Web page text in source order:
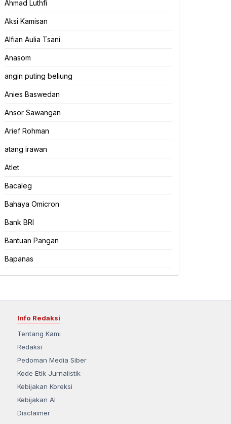
Ahmad Luthfi
Aksi Kamisan
Alfian Aulia Tsani
Anasom
angin puting beliung
Anies Baswedan
Ansor Sawangan
Arief Rohman
atang irawan
Atlet
Bacaleg
Bahaya Omicron
Bank BRI
Bantuan Pangan
Bapanas
Info Redaksi
Tentang Kami
Redaksi
Pedoman Media Siber
Kode Etik Jurnalistik
Kebijakan Koreksi
Kebijakan AI
Disclaimer